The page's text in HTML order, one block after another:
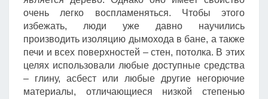
очень легко воспламеняться. Чтобы этого
избежать, люди уже давно научились
производить изоляцию дымохода в бане, а также
печи и всех поверхностей – стен, потолка. В этих
целях использовали любые доступные средства
– глину, асбест или любые другие негорючие
материалы, отличающиеся низкой степенью